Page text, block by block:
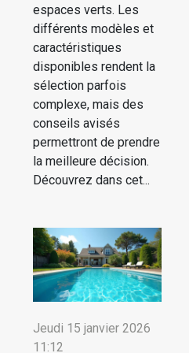
espaces verts. Les
différents modèles et
caractéristiques
disponibles rendent la
sélection parfois
complexe, mais des
conseils avisés
permettront de prendre
la meilleure décision.
Découvrez dans cet...
Jeudi 15 janvier 2026
11:12